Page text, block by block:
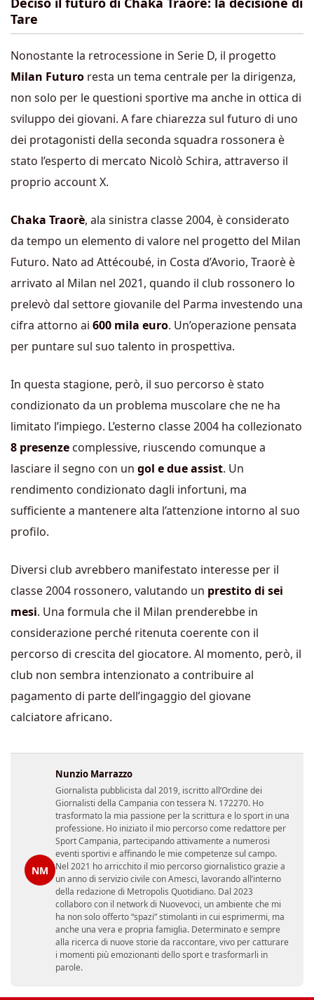
Tare
Nonostante la retrocessione in Serie D, il progetto
Milan Futuro resta un tema centrale per la dirigenza,
non solo per le questioni sportive ma anche in ottica di
sviluppo dei giovani. A fare chiarezza sul futuro di uno
dei protagonisti della seconda squadra rossonera è
stato l’esperto di mercato Nicolò Schira, attraverso il
proprio account X.
Chaka Traorè, ala sinistra classe 2004, è considerato
da tempo un elemento di valore nel progetto del Milan
Futuro. Nato ad Attécoubé, in Costa d’Avorio, Traorè è
arrivato al Milan nel 2021, quando il club rossonero lo
prelevò dal settore giovanile del Parma investendo una
cifra attorno ai 600 mila euro. Un’operazione pensata
per puntare sul suo talento in prospettiva.
In questa stagione, però, il suo percorso è stato
condizionato da un problema muscolare che ne ha
limitato l’impiego. L’esterno classe 2004 ha collezionato
8 presenze complessive, riuscendo comunque a
lasciare il segno con un gol e due assist. Un
rendimento condizionato dagli infortuni, ma
sufficiente a mantenere alta l’attenzione intorno al suo
profilo.
Diversi club avrebbero manifestato interesse per il
classe 2004 rossonero, valutando un prestito di sei
mesi. Una formula che il Milan prenderebbe in
considerazione perché ritenuta coerente con il
percorso di crescita del giocatore. Al momento, però, il
club non sembra intenzionato a contribuire al
pagamento di parte dell’ingaggio del giovane
calciatore africano.
NM
Nunzio Marrazzo
Giornalista pubblicista dal 2019, iscritto all’Ordine dei
Giornalisti della Campania con tessera N. 172270. Ho
trasformato la mia passione per la scrittura e lo sport in una
professione. Ho iniziato il mio percorso come redattore per
Sport Campania, partecipando attivamente a numerosi
eventi sportivi e affinando le mie competenze sul campo.
Nel 2021 ho arricchito il mio percorso giornalistico grazie a
un anno di servizio civile con Amesci, lavorando all’interno
della redazione di Metropolis Quotidiano. Dal 2023
collaboro con il network di Nuovevoci, un ambiente che mi
ha non solo offerto “spazi” stimolanti in cui esprimermi, ma
anche una vera e propria famiglia. Determinato e sempre
alla ricerca di nuove storie da raccontare, vivo per catturare
i momenti più emozionanti dello sport e trasformarli in
parole.